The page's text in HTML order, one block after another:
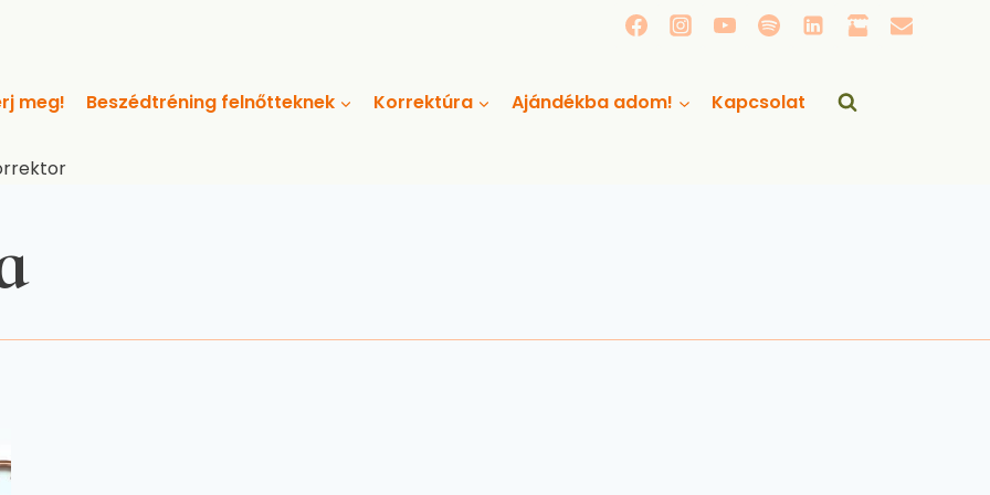
meg! Beszédtréning felnőtteknek Korrektúra Ajándékba adom! Kapcsolat